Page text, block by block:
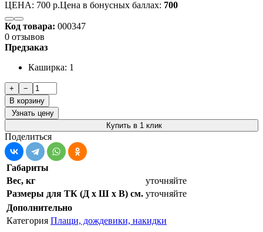
ЦЕНА: 700 р.Цена в бонусных баллах: 700
Код товара: 000347
0 отзывов
Предзаказ
Каширка: 1
+
−
В корзину
Узнать цену
Купить в 1 клик
Поделиться
Габариты
Вес, кг
уточняйте
Размеры для ТК (Д х Ш х В) см. уточняйте
Дополнительно
Категория Плащи, дождевики, накидки